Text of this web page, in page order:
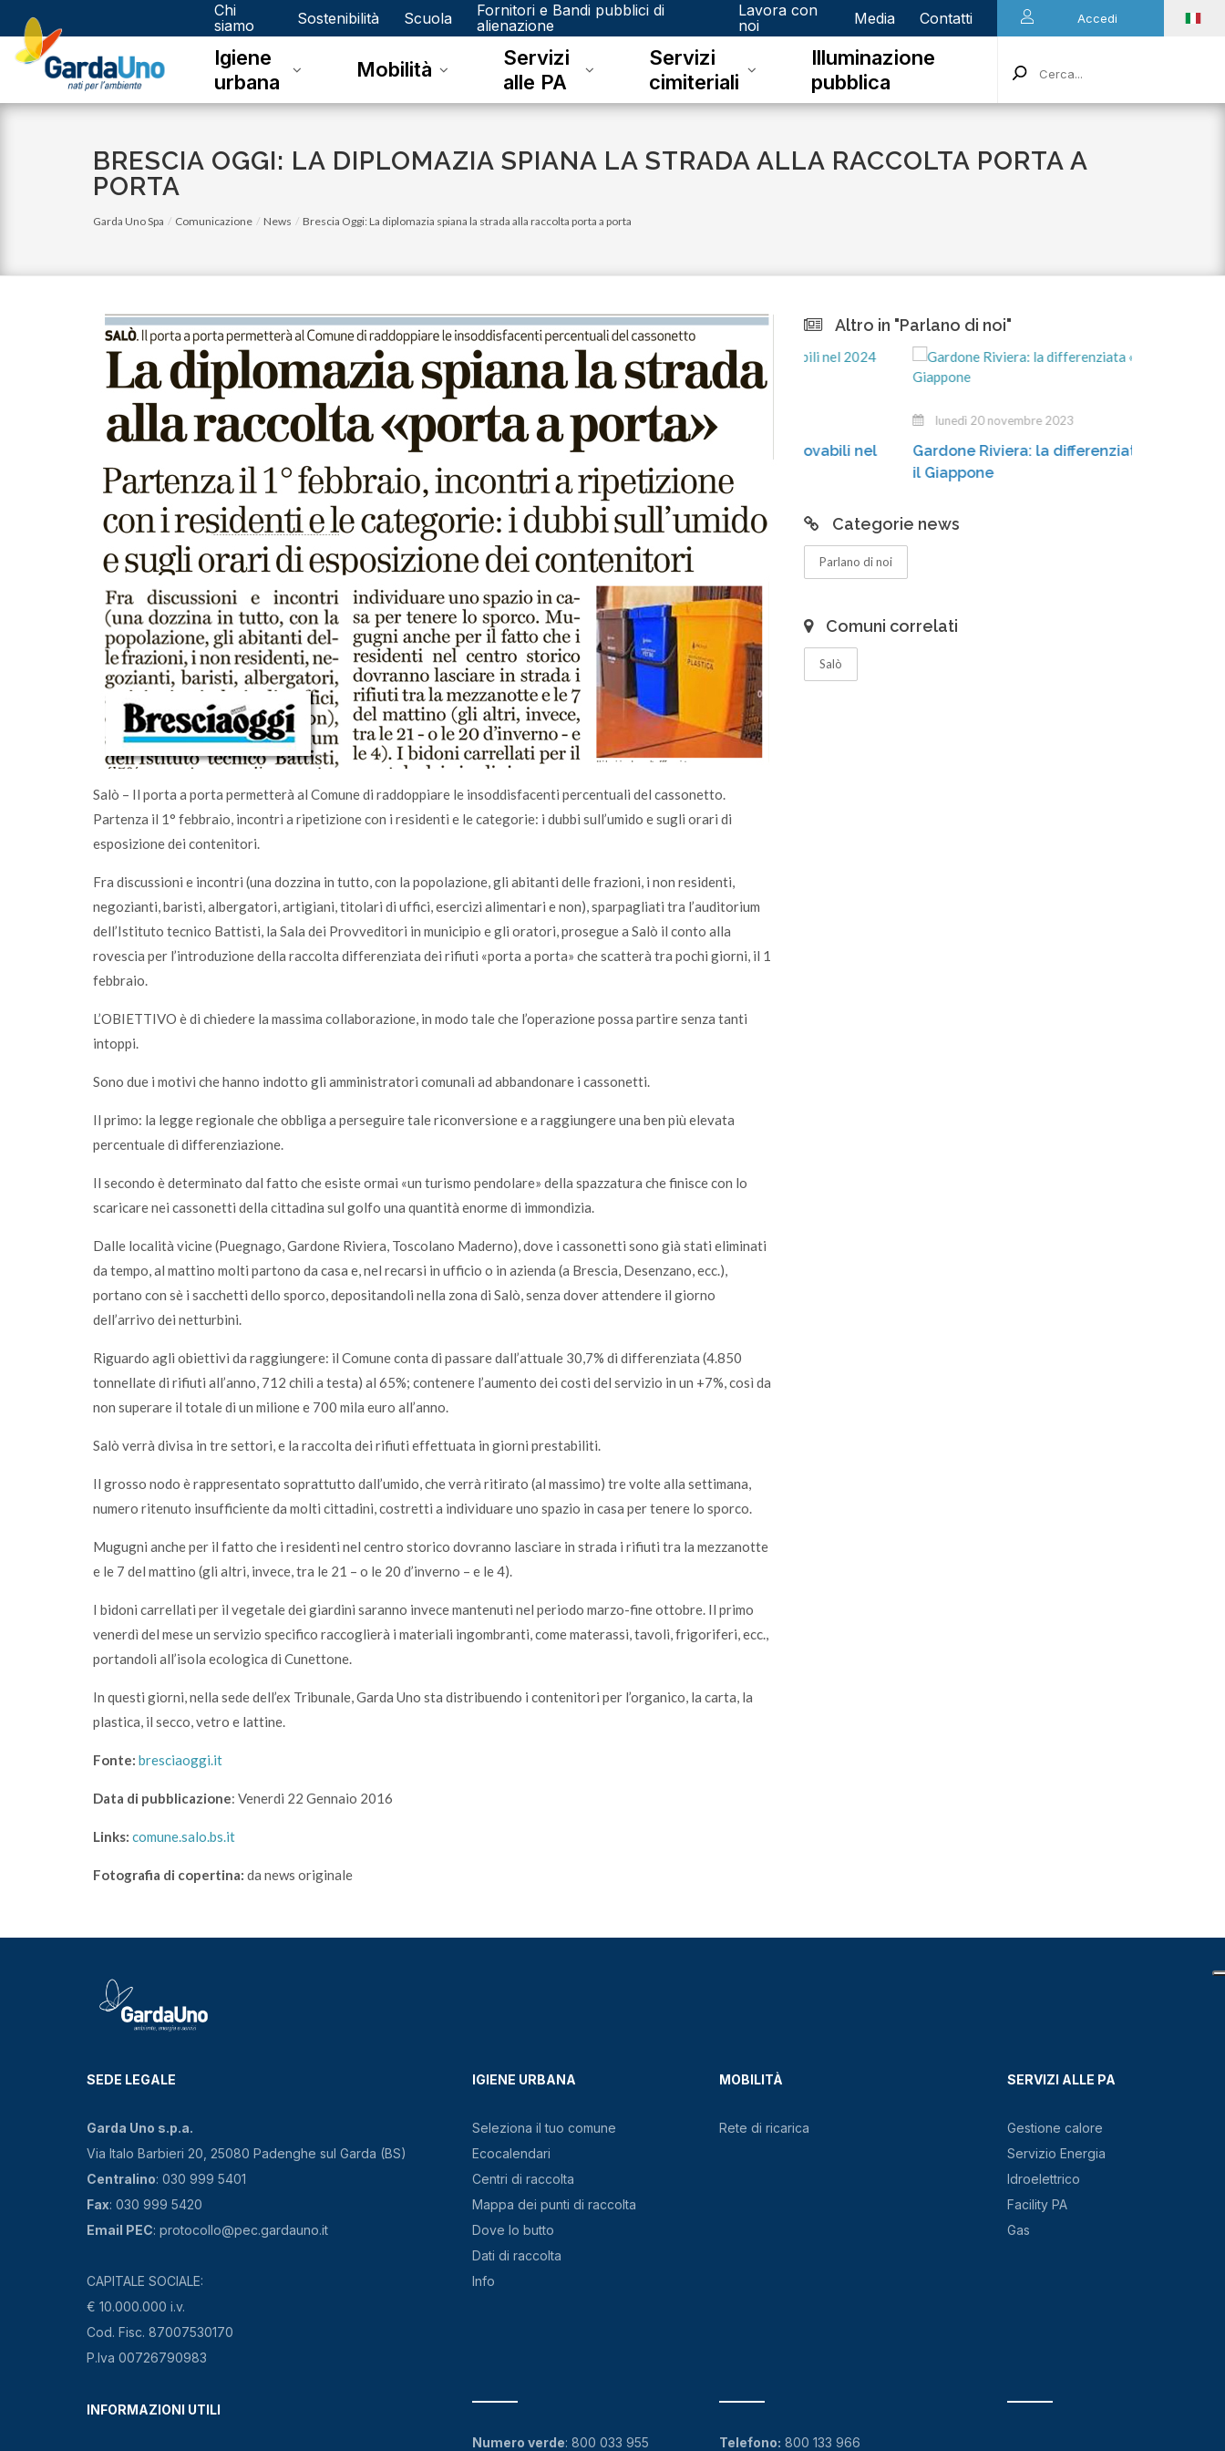
Gardauno
Spa
Chi
siamo
Sostenibilità Scuola
Fornitori e Bandi pubblici di
alienazione
Lavora con
noi
Media Contatti Accedi
Igiene
urbana
Mobilità
Servizi
alle PA
Servizi
cimiteriali
Illuminazione
pubblica
BRESCIA OGGI: LA DIPLOMAZIA SPIANA LA STRADA ALLA RACCOLTA PORTA A
PORTA
Garda Uno Spa Comunicazione News Brescia Oggi: La diplomazia spiana la strada alla raccolta porta a porta
Salò – Il porta a porta permetterà al Comune di raddoppiare le insoddisfacenti percentuali del cassonetto.
Partenza il 1° febbraio, incontri a ripetizione con i residenti e le categorie: i dubbi sull’umido e sugli orari di
esposizione dei contenitori.
Fra discussioni e incontri (una dozzina in tutto, con la popolazione, gli abitanti delle frazioni, i non residenti,
negozianti, baristi, albergatori, artigiani, titolari di uffici, esercizi alimentari e non), sparpagliati tra l’auditorium
dell’Istituto tecnico Battisti, la Sala dei Provveditori in municipio e gli oratori, prosegue a Salò il conto alla
rovescia per l’introduzione della raccolta differenziata dei rifiuti «porta a porta» che scatterà tra pochi giorni, il 1
febbraio.
L’OBIETTIVO è di chiedere la massima collaborazione, in modo tale che l’operazione possa partire senza tanti
intoppi.
Sono due i motivi che hanno indotto gli amministratori comunali ad abbandonare i cassonetti.
Il primo: la legge regionale che obbliga a perseguire tale riconversione e a raggiungere una ben più elevata
percentuale di differenziazione.
Il secondo è determinato dal fatto che esiste ormai «un turismo pendolare» della spazzatura che finisce con lo
scaricare nei cassonetti della cittadina sul golfo una quantità enorme di immondizia.
Dalle località vicine (Puegnago, Gardone Riviera, Toscolano Maderno), dove i cassonetti sono già stati eliminati
da tempo, al mattino molti partono da casa e, nel recarsi in ufficio o in azienda (a Brescia, Desenzano, ecc.),
portano con sè i sacchetti dello sporco, depositandoli nella zona di Salò, senza dover attendere il giorno
dell’arrivo dei netturbini.
Riguardo agli obiettivi da raggiungere: il Comune conta di passare dall’attuale 30,7% di differenziata (4.850
tonnellate di rifiuti all’anno, 712 chili a testa) al 65%; contenere l’aumento dei costi del servizio in un +7%, così da
non superare il totale di un milione e 700 mila euro all’anno.
Salò verrà divisa in tre settori, e la raccolta dei rifiuti effettuata in giorni prestabiliti.
Il grosso nodo è rappresentato soprattutto dall’umido, che verrà ritirato (al massimo) tre volte alla settimana,
numero ritenuto insufficiente da molti cittadini, costretti a individuare uno spazio in casa per tenere lo sporco.
Mugugni anche per il fatto che i residenti nel centro storico dovranno lasciare in strada i rifiuti tra la mezzanotte
e le 7 del mattino (gli altri, invece, tra le 21 – o le 20 d’inverno – e le 4).
I bidoni carrellati per il vegetale dei giardini saranno invece mantenuti nel periodo marzo-fine ottobre. Il primo
venerdì del mese un servizio specifico raccoglierà i materiali ingombranti, come materassi, tavoli, frigoriferi, ecc.,
portandoli all’isola ecologica di Cunettone.
In questi giorni, nella sede dell’ex Tribunale, Garda Uno sta distribuendo i contenitori per l’organico, la carta, la
plastica, il secco, vetro e lattine.
Fonte: bresciaoggi.it
Data di pubblicazione: Venerdi 22 Gennaio 2016
Links: comune.salo.bs.it
Fotografia di copertina: da news originale
Altro in "Parlano di noi"
lunedì 03 luglio 2023
A Salò la quota di differenziata ha raggiunto
una media del 77%
lunedì 15 gennaio 2024
Video: Comunità Energetiche Rinnovabili nel
2024 sul Lago di Garda
lunedì 20 novembre 2023
Gardone Riviera: la differenziata «conquista»
Categorie news
Parlano di noi
Comuni correlati
Salò
SEDE LEGALE
Garda Uno s.p.a.
Via Italo Barbieri 20, 25080 Padenghe sul Garda (BS)
Centralino: 030 999 5401
Fax: 030 999 5420
Email PEC: protocollo@pec.gardauno.it
CAPITALE SOCIALE:
€ 10.000.000 i.v.
Cod. Fisc. 87007530170
P.Iva 00726790983
IGIENE URBANA
Seleziona il tuo comune
Ecocalendari
Centri di raccolta
Mappa dei punti di raccolta
Dove lo butto
Dati di raccolta
Info
MOBILITÀ
Rete di ricarica
SERVIZI ALLE PA
Gestione calore
Servizio Energia
Idroelettrico
Facility PA
Gas
INFORMAZIONI UTILI
Numero verde:800 033 955 Telefono: 800 133 966